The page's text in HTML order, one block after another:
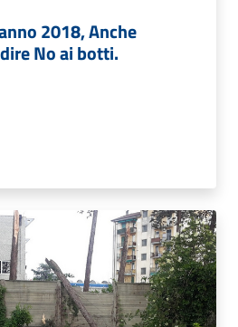
2018, Anche
No ai botti.